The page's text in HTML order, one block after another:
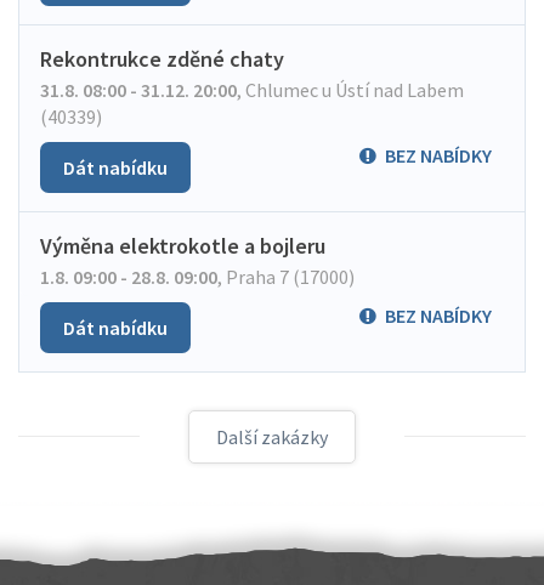
Rekontrukce zděné chaty
31.8. 08:00 - 31.12. 20:00, Chlumec u Ústí nad Labem
(40339)
BEZ NABÍDKY
Dát nabídku
Výměna elektrokotle a bojleru
1.8. 09:00 - 28.8. 09:00, Praha 7 (17000)
BEZ NABÍDKY
Dát nabídku
Další zakázky